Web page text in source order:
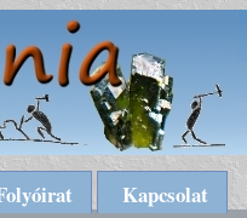
Kapcsolat